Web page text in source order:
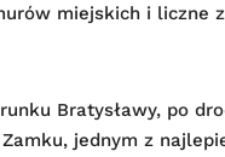
miejskich i liczne
Bratysławy, po
jednym z